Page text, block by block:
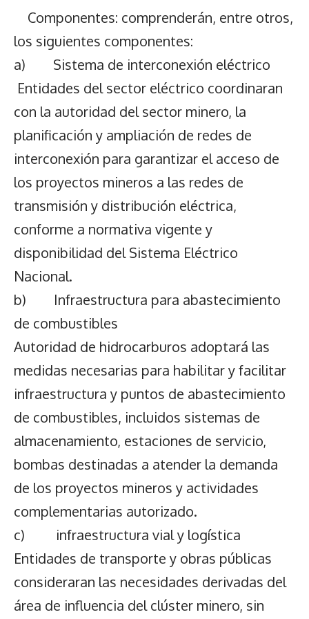
Componentes: comprenderán, entre otros,
los siguientes componentes:
a) Sistema de interconexión eléctrico
Entidades del sector eléctrico coordinaran
con la autoridad del sector minero, la
planificación y ampliación de redes de
interconexión para garantizar el acceso de
los proyectos mineros a las redes de
transmisión y distribución eléctrica,
conforme a normativa vigente y
disponibilidad del Sistema Eléctrico
Nacional.
b) Infraestructura para abastecimiento
de combustibles
Autoridad de hidrocarburos adoptará las
medidas necesarias para habilitar y facilitar
infraestructura y puntos de abastecimiento
de combustibles, incluidos sistemas de
almacenamiento, estaciones de servicio,
bombas destinadas a atender la demanda
de los proyectos mineros y actividades
complementarias autorizado.
c) infraestructura vial y logística
Entidades de transporte y obras públicas
consideraran las necesidades derivadas del
área de influencia del clúster minero, sin